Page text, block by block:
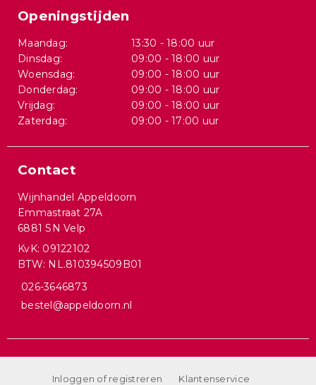
Openingstijden
Maandag:
13:30 - 18:00 uur
Dinsdag:
09:00 - 18:00 uur
Woensdag:
09:00 - 18:00 uur
Donderdag:
09:00 - 18:00 uur
Vrijdag:
09:00 - 18:00 uur
Zaterdag:
09:00 - 17:00 uur
Contact
Wijnhandel Appeldoorn
Emmastraat 27A
6881 SN Velp
KvK: 09122102
BTW: NL.810394509B01
026-3646873
bestel@appeldoorn.nl
Inloggen of registreren
Klantenservice